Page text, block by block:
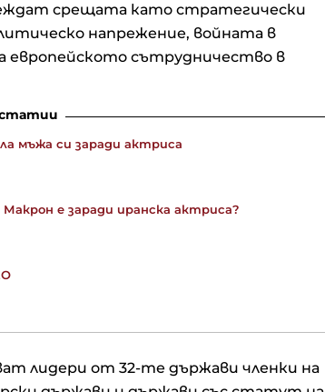
срещата като стратегически
напрежение, войната в
сътрудничество в
мъжа си заради актриса
е заради иранска актриса?
лидери от 32-те държави членки на